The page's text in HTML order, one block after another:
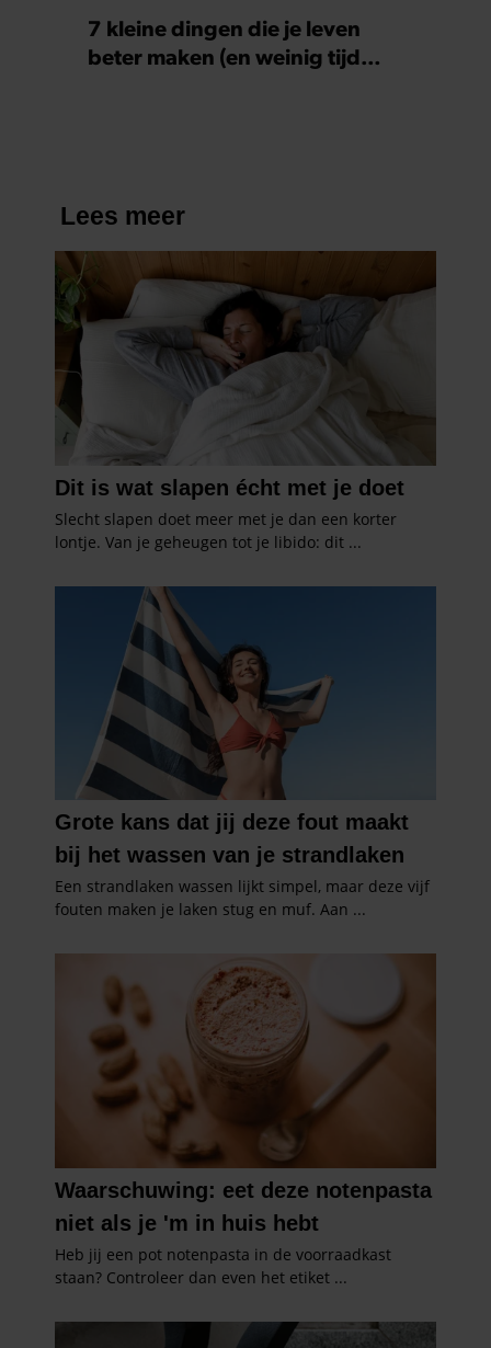
7 kleine dingen die je leven
beter maken (en weinig tijd